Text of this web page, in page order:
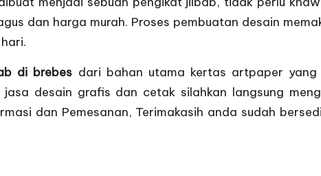
dan harga murah. Proses pembuatan desain
di brebes dari bahan utama kertas artpaper yang
desain grafis dan cetak silahkan langsung
dan Pemesanan, Terimakasih anda sudah